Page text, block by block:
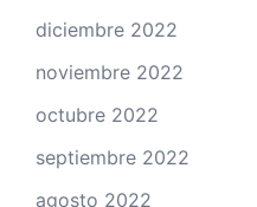
diciembre 2022
noviembre 2022
octubre 2022
septiembre 2022
agosto 2022